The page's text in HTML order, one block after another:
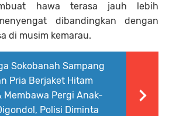
hawa terasa jauh lebih
dibandingkan dengan
di musim kemarau.
Sokobanah Sampang
Pria Berjaket Hitam
Membawa Pergi Anak-
Polisi Diminta